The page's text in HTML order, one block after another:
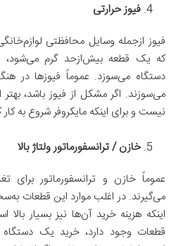
فیوز حرارتی
فیوز ازجمله وسایل محافظتی
که یک قطعه بیش‌ازحد گرم می‌شود،
دستگاه می‌سوزد. عموماً فیوزها در
می‌سوزند. اگر مشکل از فیوز باشد،
نیست و برای اینکه مایکروفر شروع به
خازن / ترانسفورماتور ولتاژ بالا
عموماً خازن و ترانسفورماتور برای
می‌گیرند. در اغلب موارد این قطعات
اینکه هزینه خرید آن‌ها نیز بسیار بالا
قطعات وجود دارد، خرید یک دستگاه